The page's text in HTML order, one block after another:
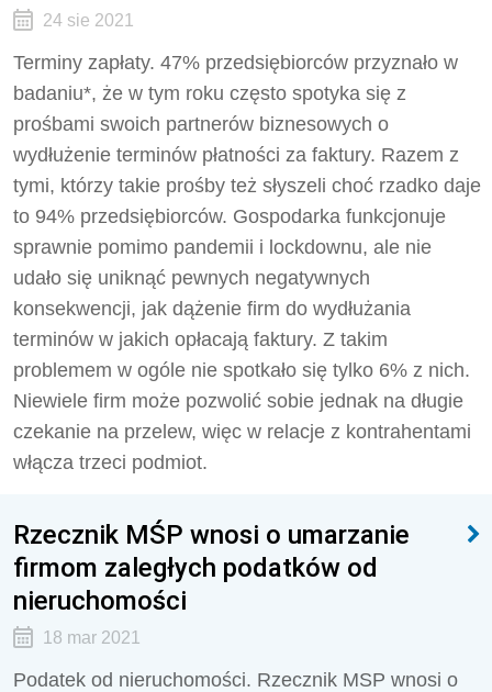
24 sie 2021
Terminy zapłaty. 47% przedsiębiorców przyznało w
badaniu*, że w tym roku często spotyka się z
prośbami swoich partnerów biznesowych o
wydłużenie terminów płatności za faktury. Razem z
tymi, którzy takie prośby też słyszeli choć rzadko daje
to 94% przedsiębiorców. Gospodarka funkcjonuje
sprawnie pomimo pandemii i lockdownu, ale nie
udało się uniknąć pewnych negatywnych
konsekwencji, jak dążenie firm do wydłużania
terminów w jakich opłacają faktury. Z takim
problemem w ogóle nie spotkało się tylko 6% z nich.
Niewiele firm może pozwolić sobie jednak na długie
czekanie na przelew, więc w relacje z kontrahentami
włącza trzeci podmiot.
Rzecznik MŚP wnosi o umarzanie
firmom zaległych podatków od
nieruchomości
18 mar 2021
Podatek od nieruchomości. Rzecznik MSP wnosi o